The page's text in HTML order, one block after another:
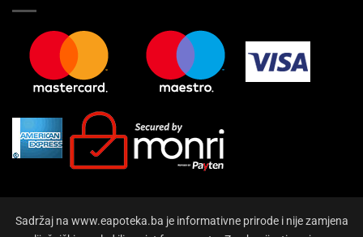
Sadržaj na www.eapoteka.ba je informativne prirode i nije zamjena